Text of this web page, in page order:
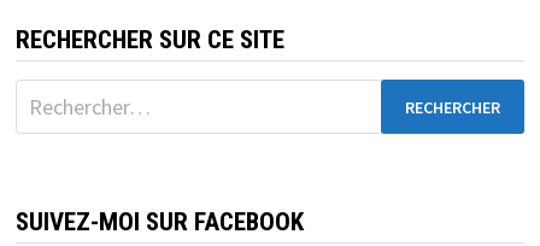
RECHERCHER SUR CE SITE
Rechercher :
SUIVEZ-MOI SUR FACEBOOK